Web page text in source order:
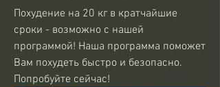
Похудение на 20 кг в кратчайшие
сроки - возможно с нашей
программой! Наша программа поможет
Вам похудеть быстро и безопасно.
Попробуйте сейчас!